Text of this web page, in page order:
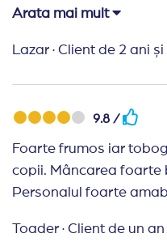
de pe plajă, înghesuite
Arata mai mult
Lazar · Client de 2 ani și
9.8 /
Foarte frumos iar
copii. Mâncarea foarte
Personalul foarte
Toader · Client de un an